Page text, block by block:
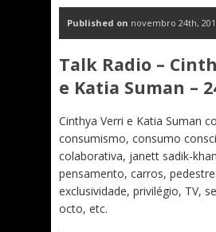
Published on novembro 24th,
Talk Radio –
e Katia Suman –
Cinthya Verri e Katia Suman
consumismo, consumo
colaborativa, janett sadik-
pensamento, carros,
exclusividade, privilégio, TV,
octo, etc.